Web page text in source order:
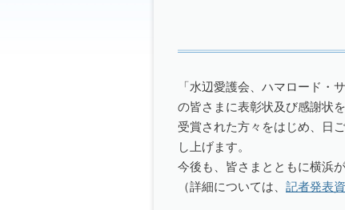
「水辺愛護会、ハマロード
の皆さまに表彰状及び感謝状
受賞された方々をはじめ、日
し上げます。
今後も、皆さまとともに横浜
（詳細については、 記者発表